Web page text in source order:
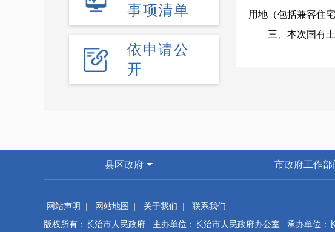
事项清单
依申请公
开
用地（包括兼容住
三、本次国有
县区政府 市政府工作部
网站声明 网站地图 关于我们
联系我们
版权所有：长治市人民政府 主办单位：长治市人民政府办公室 承办单位：